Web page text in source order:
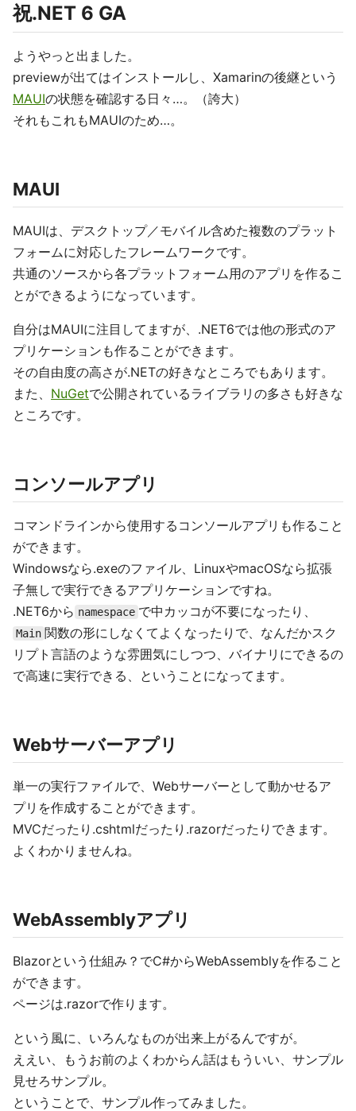
祝.NET 6 GA
ようやっと出ました。
previewが出てはインストールし、Xamarinの後継という
MAUIの状態を確認する日々…。（誇大）
それもこれもMAUIのため…。
MAUI
MAUIは、デスクトップ／モバイル含めた複数のプラット
フォームに対応したフレームワークです。
共通のソースから各プラットフォーム用のアプリを作るこ
とができるようになっています。
自分はMAUIに注目してますが、.NET6では他の形式のア
プリケーションも作ることができます。
その自由度の高さが.NETの好きなところでもあります。
また、 NuGetで公開されているライブラリの多さも好きな
ところです。
コンソールアプリ
コマンドラインから使用するコンソールアプリも作ること
ができます。
Windowsなら.exeのファイル、LinuxやmacOSなら拡張
子無しで実行できるアプリケーションですね。
.NET6から namespace で中カッコが不要になったり、
Main 関数の形にしなくてよくなったりで、なんだかスク
リプト言語のような雰囲気にしつつ、バイナリにできるの
で高速に実行できる、ということになってます。
Webサーバーアプリ
単一の実行ファイルで、Webサーバーとして動かせるア
プリを作成することができます。
MVCだったり.cshtmlだったり.razorだったりできます。
よくわかりませんね。
WebAssemblyアプリ
Blazorという仕組み？でC#からWebAssemblyを作ること
ができます。
ページは.razorで作ります。
という風に、いろんなものが出来上がるんですが。
ええい、もうお前のよくわからん話はもういい、サンプル
見せろサンプル。
ということで、サンプル作ってみました。